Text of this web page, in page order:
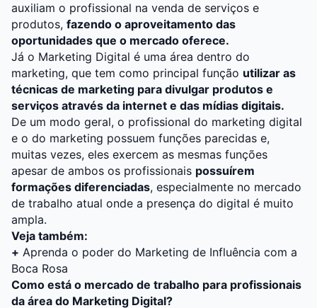
auxiliam o profissional na venda de serviços e
produtos, fazendo o aproveitamento das
oportunidades que o mercado oferece.
Já o Marketing Digital é uma área dentro do
marketing, que tem como principal função utilizar as
técnicas de marketing para divulgar produtos e
serviços através da internet e das mídias digitais.
De um modo geral, o profissional do marketing digital
e o do marketing possuem funções parecidas e,
muitas vezes, eles exercem as mesmas funções
apesar de ambos os profissionais possuírem
formações diferenciadas, especialmente no mercado
de trabalho atual onde a presença do digital é muito
ampla.
Veja também:
+ Aprenda o poder do Marketing de Influência com a
Boca Rosa
Como está o mercado de trabalho para profissionais
da área do Marketing Digital?